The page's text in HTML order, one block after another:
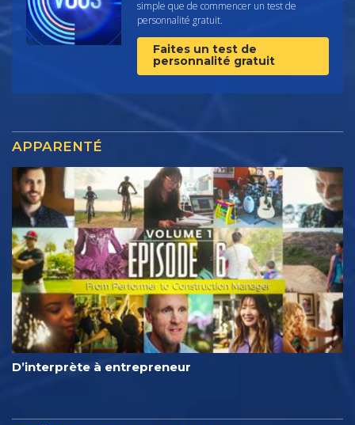
simple que de commencer un test de
personnalité gratuit.
Faites un test de
personnalité gratuit
APPARENTÉ
D’interprète à entrepreneur